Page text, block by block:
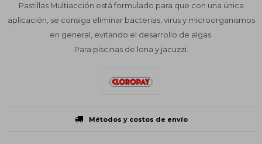
Pastillas Multiacción está formulado para que con una única
aplicación, se consiga eliminar bacterias, virus y microorganismos
en general, evitando el desarrollo de algas.
Para piscinas de lona y jacuzzi.
Métodos y costos de envío